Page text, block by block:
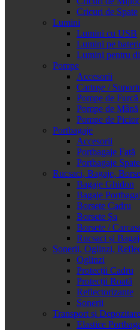
Cricuri de Spate
Lumini
Lumini cu USB
Lumini pe
Lumini pentru
Pompe
Accesorii
Cartușe /
Pompe de
Pompe de Mână
Pompe de Picior
Portbagaje
Accesorii
Portbagaje Față
Portbagaje Spate
Rucsaci, Bagaje,
Bagaje Ghidon
Bagaje
Borsete Cadru
Borsete Șa
Borsete /
Rucsaci și
Sonerii, Oglinzi,
Oglinzi
Protecții Cadru
Protecții Roată
Reflectorizante
Sonerii
Transport și Depozitare
Elastice